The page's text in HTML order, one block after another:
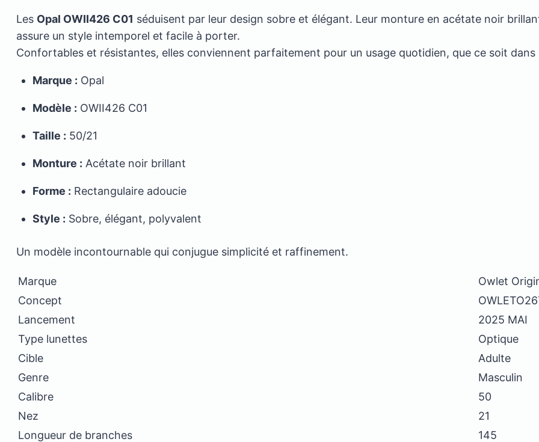
Les Opal OWII426 C01 séduisent par leur design sobre et élégant. Leur monture en acétate noir
assure un style intemporel et facile à porter.
Confortables et résistantes, elles conviennent parfaitement pour un usage quotidien, que ce soit
Marque : Opal
Modèle : OWII426 C01
Taille : 50/21
Monture : Acétate noir brillant
Forme : Rectangulaire adoucie
Style : Sobre, élégant, polyvalent
Un modèle incontournable qui conjugue simplicité et raffinement.
Marque
Owlet
Concept
Lancement
2025 MAI
Type lunettes
Optique
Cible
Adulte
Genre
Masculin
Calibre
50
Nez
21
Longueur de branches
145